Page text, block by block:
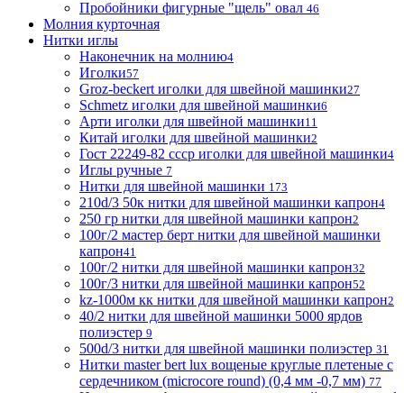
Пробойники фигурные "щель" овал 46
Молния курточная
Нитки иглы
Наконечник на молнию4
Иголки57
Groz-beckert иголки для швейной машинки27
Schmetz иголки для швейной машинки6
Арти иголки для швейной машинки11
Китай иголки для швейной машинки2
Гост 22249-82 ссср иголки для швейной машинки4
Иглы ручные 7
Нитки для швейной машинки 173
210d/3 50к нитки для швейной машинки капрон4
250 гр нитки для швейной машинки капрон2
100г/2 мастер берт нитки для швейной машинки
капрон41
100г/2 нитки для швейной машинки капрон32
100г/3 нитки для швейной машинки капрон52
kz-1000м кк нитки для швейной машинки капрон2
40/2 нитки для швейной машинки 5000 ярдов
полиэстер 9
500d/3 нитки для швейной машинки полиэстер 31
Нитки master bert lux вощеные круглые плетеные с
сердечником (microcore round) (0,4 мм -0,7 мм) 77